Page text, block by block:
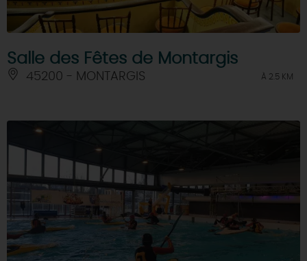
Salle des Fêtes de Montargis
45200 - MONTARGIS À 2.5 KM